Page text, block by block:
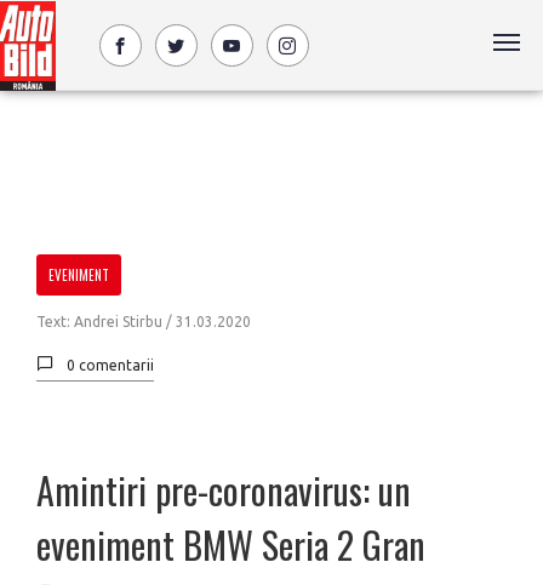
EVENIMENT
Text: Andrei Stirbu / 31.03.2020
0 comentarii
Amintiri pre-coronavirus: un
eveniment BMW Seria 2 Gran